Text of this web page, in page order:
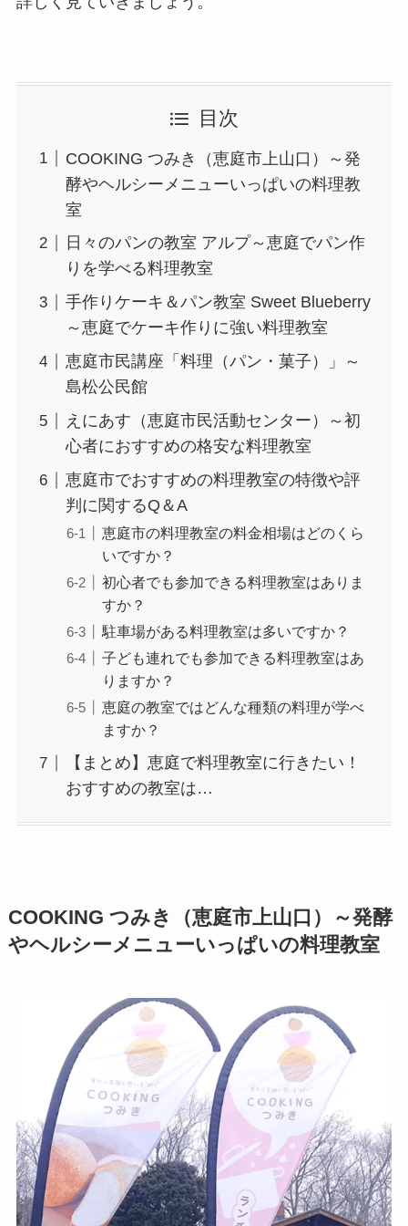
目次
COOKING つみき（恵庭市上山口）～発
酵やヘルシーメニューいっぱいの料理教
室
日々のパンの教室 アルプ～恵庭でパン作
りを学べる料理教室
手作りケーキ＆パン教室 Sweet Blueberry
～恵庭でケーキ作りに強い料理教室
恵庭市民講座「料理（パン・菓子）」～
島松公民館
えにあす（恵庭市民活動センター）～初
心者におすすめの格安な料理教室
恵庭市でおすすめの料理教室の特徴や評
判に関するQ＆A
恵庭市の料理教室の料金相場はどのくら
いですか？
初心者でも参加できる料理教室はありま
すか？
駐車場がある料理教室は多いですか？
子ども連れでも参加できる料理教室はあ
りますか？
恵庭の教室ではどんな種類の料理が学べ
ますか？
【まとめ】恵庭で料理教室に行きたい！
おすすめの教室は…
COOKING つみき（恵庭市上山口）～発酵
やヘルシーメニューいっぱいの料理教室